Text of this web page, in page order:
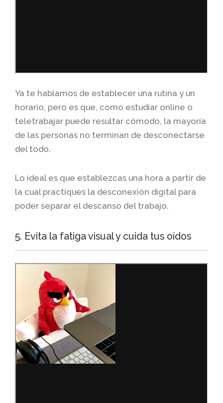
Ya te hablamos de establecer una rutina y un
horario, pero es que, como estudiar online o
teletrabajar puede resultar cómodo, la mayoría
de las personas no terminan de desconectarse
del todo.
Lo ideal es que establezcas una hora a partir de
la cual practiques la desconexión digital para
poder separar el descanso del trabajo.
5. Evita la fatiga visual y cuida tus oídos